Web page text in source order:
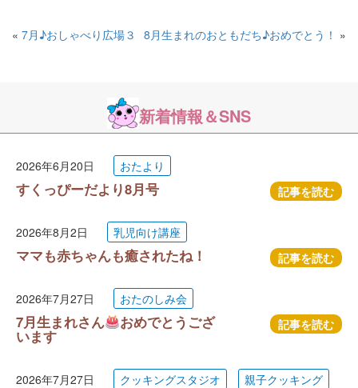
« 7月♪おしゃべり広場３ 8月生まれのおともだち♪おめでとう！ »
新着情報＆SNS
2026年6月20日 おたより
すくっぴーだより8月号 記事を読む
2026年8月2日 乳児向け講座
ママも赤ちゃんも癒されたね！ 記事を読む
2026年7月27日 おたのしみ会
7月生まれさん おめでとうござ
います
記事を読む
2026年7月27日 クッキングスタジオ 親子クッキング